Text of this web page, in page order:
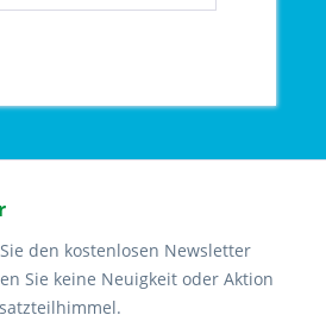
den kostenlosen Newsletter
Sie keine Neuigkeit oder Aktion